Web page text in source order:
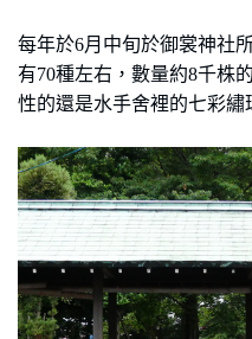
每年於6月中旬於御裳神社
有70種左右，數量約8千株
性的還是水手舍裡的七彩繡